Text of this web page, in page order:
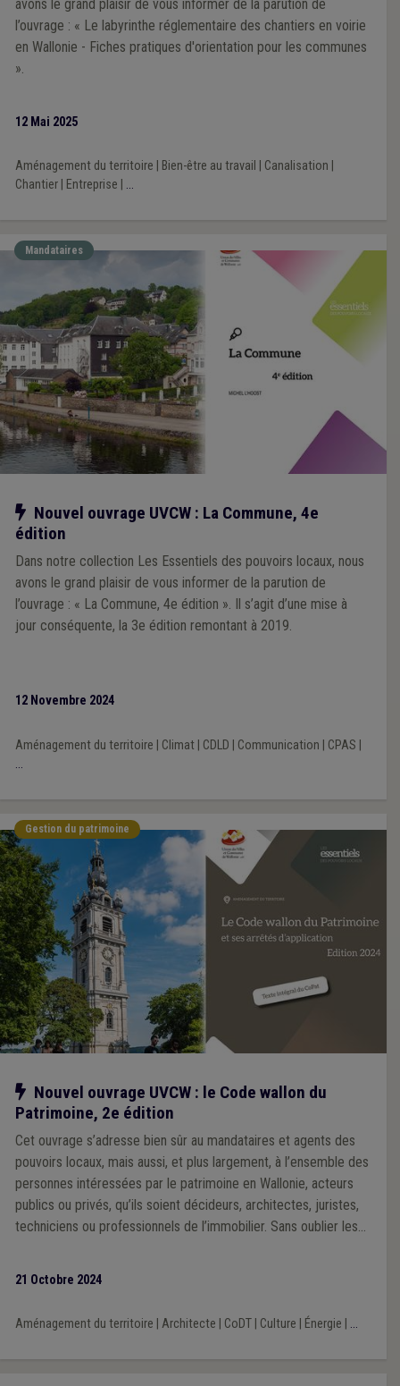
avons le grand plaisir de vous informer de la parution de
l’ouvrage : « Le labyrinthe réglementaire des chantiers en voirie
en Wallonie - Fiches pratiques d'orientation pour les communes
».
12 Mai 2025
Aménagement du territoire Bien-être au travail Canalisation
Chantier| Entreprise ...
Mandataires
Notre action
Nouvel ouvrage UVCW : La Commune, 4e
édition
Dans notre collection Les Essentiels des pouvoirs locaux, nous
avons le grand plaisir de vous informer de la parution de
l’ouvrage : « La Commune, 4e édition ». Il s’agit d’une mise à
jour conséquente, la 3e édition remontant à 2019.
12 Novembre 2024
Aménagement du territoire Climat| CDLD Communication CPAS
...
Gestion du patrimoine
Notre action
Nouvel ouvrage UVCW : le Code wallon du
Patrimoine, 2e édition
Cet ouvrage s’adresse bien sûr au mandataires et agents des
pouvoirs locaux, mais aussi, et plus largement, à l’ensemble des
personnes intéressées par le patrimoine en Wallonie, acteurs
publics ou privés, qu’ils soient décideurs, architectes, juristes,
techniciens ou professionnels de l’immobilier. Sans oublier les
21 Octobre 2024
Aménagement du territoire Architecte CoDT Culture Énergie ...